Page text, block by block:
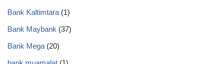
Bank Kaltimtara (1)
Bank Maybank (37)
Bank Mega (20)